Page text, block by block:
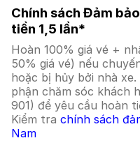
Chính sách Đảm
tiền 1,5 lần*
Hoàn 100% giá vé +
50% giá vé) nếu
hoặc bị hủy bởi nhà
phận chăm sóc khách
901) để yêu cầu hoàn
Kiểm tra chính sách
Nam